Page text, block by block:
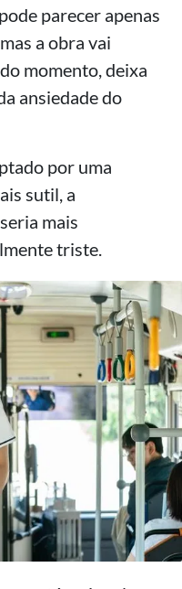
parecer apenas
a obra vai
momento, deixa
ansiedade do
por uma
sutil, a
mais
triste.